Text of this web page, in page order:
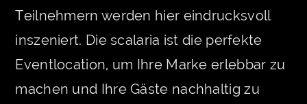
Teilnehmern werden hier eindrucksvoll
inszeniert. Die scalaria ist die perfekte
Eventlocation, um Ihre Marke erlebbar zu
machen und Ihre Gäste nachhaltig zu